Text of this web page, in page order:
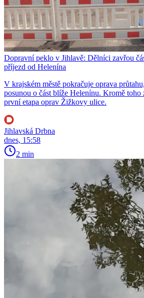
Dopravní peklo v Jihlavě: Dělníci zavřou
příjezd od Helenína
V krajském městě pokračuje oprava
posunou o část blíže Helenínu. Kromě toho
první etapa oprav Žižkovy ulice.
Jihlavská Drbna
dnes, 15:58
2 min